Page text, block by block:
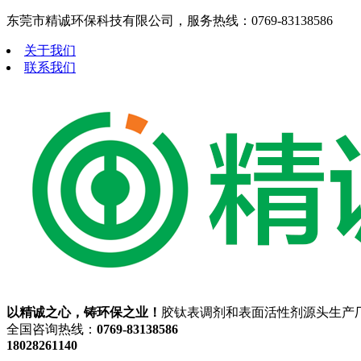
东莞市精诚环保科技有限公司，服务热线：0769-83138586
关于我们
联系我们
以精诚之心，铸环保之业！ 胶钛表调剂和表面活性剂源头生产
全国咨询热线： 0769-83138586
18028261140